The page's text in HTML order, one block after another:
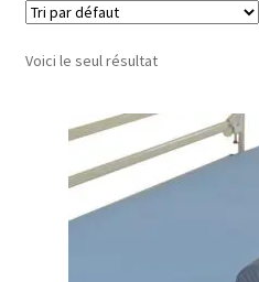
Accessoires Salle de bain
Sécurité
Pro.
Voici le seul résultat